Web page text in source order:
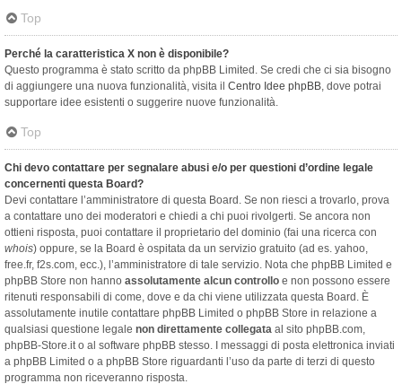
Top
Perché la caratteristica X non è disponibile?
Questo programma è stato scritto da phpBB Limited. Se credi che ci sia bisogno
di aggiungere una nuova funzionalità, visita il Centro Idee phpBB, dove potrai
supportare idee esistenti o suggerire nuove funzionalità.
Top
Chi devo contattare per segnalare abusi e/o per questioni d’ordine legale
concernenti questa Board?
Devi contattare l’amministratore di questa Board. Se non riesci a trovarlo, prova
a contattare uno dei moderatori e chiedi a chi puoi rivolgerti. Se ancora non
ottieni risposta, puoi contattare il proprietario del dominio (fai una ricerca con
whois) oppure, se la Board è ospitata da un servizio gratuito (ad es. yahoo,
free.fr, f2s.com, ecc.), l’amministratore di tale servizio. Nota che phpBB Limited e
phpBB Store non hanno assolutamente alcun controllo e non possono essere
ritenuti responsabili di come, dove e da chi viene utilizzata questa Board. È
assolutamente inutile contattare phpBB Limited o phpBB Store in relazione a
qualsiasi questione legale non direttamente collegata al sito phpBB.com,
phpBB-Store.it o al software phpBB stesso. I messaggi di posta elettronica inviati
a phpBB Limited o a phpBB Store riguardanti l’uso da parte di terzi di questo
programma non riceveranno risposta.